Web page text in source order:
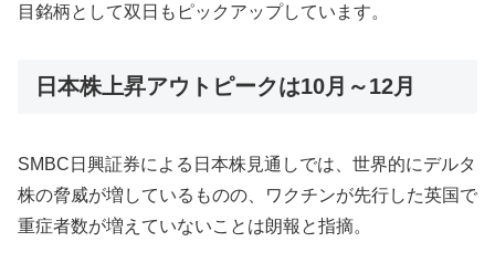
目銘柄として双日もピックアップしています。
日本株上昇アウトピークは10月～12月
SMBC日興証券による日本株見通しでは、世界的にデルタ
株の脅威が増しているものの、ワクチンが先行した英国で
重症者数が増えていないことは朗報と指摘。